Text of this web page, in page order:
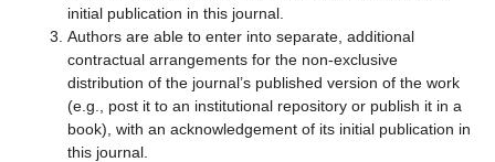
initial publication in this journal.
Authors are able to enter into separate, additional
contractual arrangements for the non-exclusive
distribution of the journal’s published version of the work
(e.g., post it to an institutional repository or publish it in a
book), with an acknowledgement of its initial publication in
this journal.